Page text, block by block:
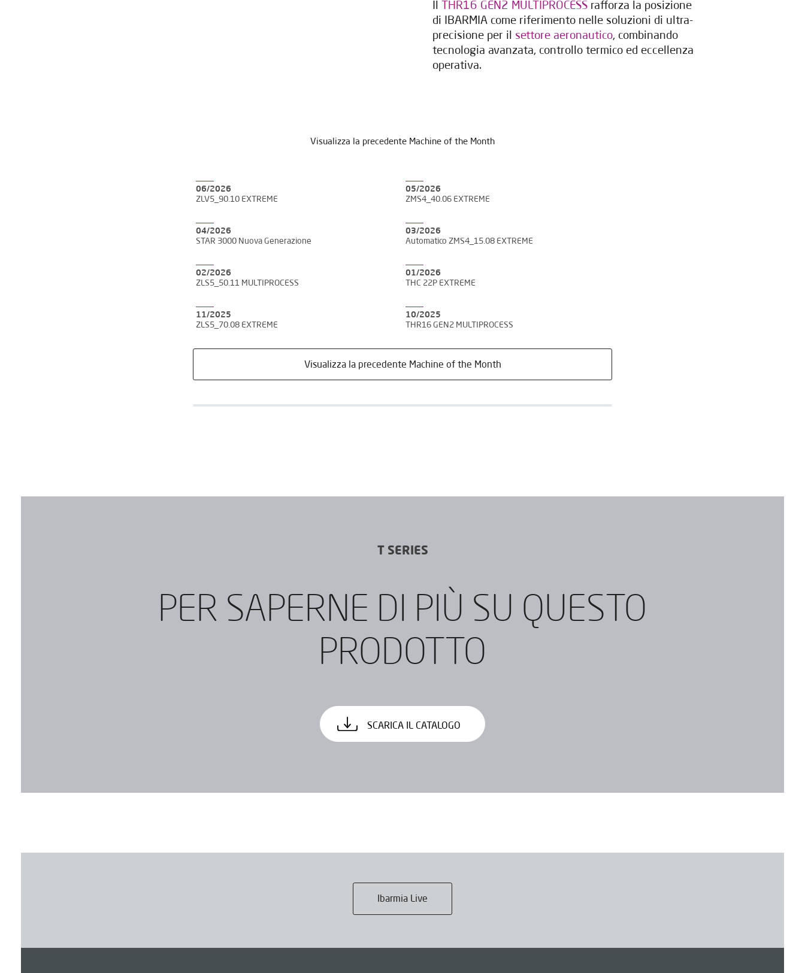
THR16 GEN2 MULTIPROCESS rafforza la posizione
di IBARMIA come riferimento nelle soluzioni di ultra-
precisione per il settore aeronautico, combinando
tecnologia avanzata, controllo termico ed eccellenza
operativa.
Visualizza la precedente Machine of the Month
06/2026
ZLV5_90.10 EXTREME
05/2026
ZMS4_40.06 EXTREME
04/2026
STAR 3000 Nuova Generazione
03/2026
Automatico ZMS4_15.08 EXTREME
02/2026
ZLS5_50.11 MULTIPROCESS
01/2026
THC 22P EXTREME
11/2025
ZLS5_70.08 EXTREME
10/2025
THR16 GEN2 MULTIPROCESS
Visualizza la precedente Machine of the Month
T SERIES
PER SAPERNE DI PIÙ SU QUESTO
PRODOTTO
SCARICA IL CATALOGO
Inviare
Ibarmia Live